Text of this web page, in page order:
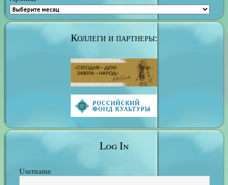
Коллеги и партнеры:
Log In
Username